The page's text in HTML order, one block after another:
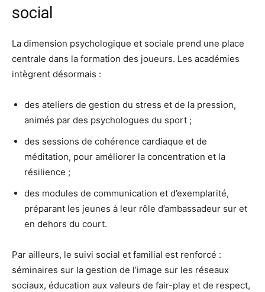
social
La dimension psychologique et sociale prend une place
centrale dans la formation des joueurs. Les académies
intègrent désormais :
des ateliers de gestion du stress et de la pression,
animés par des psychologues du sport ;
des sessions de cohérence cardiaque et de
méditation, pour améliorer la concentration et la
résilience ;
des modules de communication et d’exemplarité,
préparant les jeunes à leur rôle d’ambassadeur sur et
en dehors du court.
Par ailleurs, le suivi social et familial est renforcé :
séminaires sur la gestion de l’image sur les réseaux
sociaux, éducation aux valeurs de fair-play et de respect,